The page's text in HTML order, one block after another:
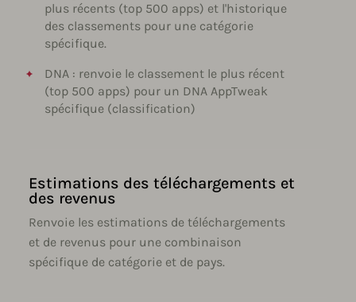
plus récents (top 500 apps) et l'historique
des classements pour une catégorie
spécifique.
DNA : renvoie le classement le plus récent
(top 500 apps) pour un DNA AppTweak
spécifique (classification)
Estimations des téléchargements et
des revenus
Renvoie les estimations de téléchargements
et de revenus pour une combinaison
spécifique de catégorie et de pays.